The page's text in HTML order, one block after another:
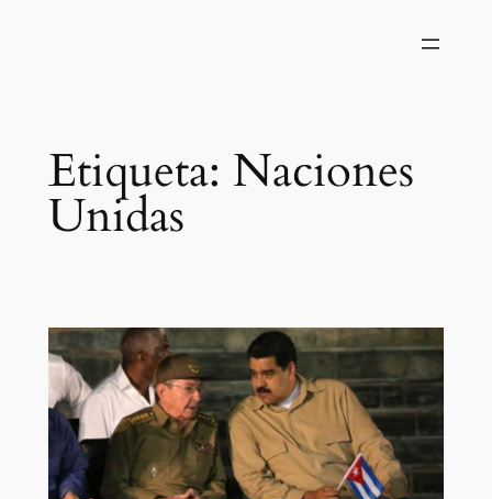
Etiqueta: Naciones
Unidas